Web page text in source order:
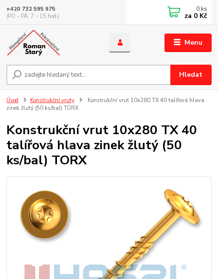
Menu
Hledat
+420 732 595 975
(PO - PÁ, 7 - 15 hod.)
0 ks
za 0 Kč
Úvod Konstrukční vruty
Konstrukční vrut 10x280 TX 40 talířová hlava
zinek žlutý (50 ks/bal) TORX
Konstrukční vrut 10x280 TX 40
talířová hlava zinek žlutý (50
ks/bal) TORX